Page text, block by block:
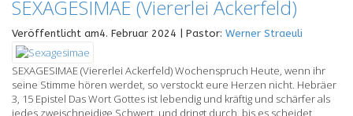
SEXAGESIMAE (Viererlei Ackerfeld)
Veröffentlicht am4. Februar 2024 | Pastor: Werner Straeuli
SEXAGESIMAE (Viererlei Ackerfeld) Wochenspruch Heute, wenn ihr
seine Stimme hören werdet, so verstockt eure Herzen nicht. Hebräer
3, 15 Epistel Das Wort Gottes ist lebendig und kräftig und schärfer als
jedes zweischneidige Schwert, und dringt durch, bis es scheidet